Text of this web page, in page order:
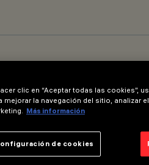
clic en “Aceptar todas las cookies”,
mejorar la navegación del sitio, analizar
Más información
de cookies